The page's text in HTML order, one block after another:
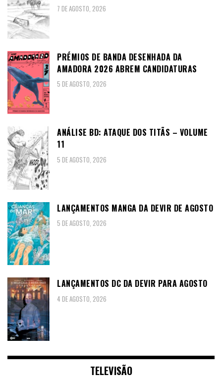
7 DE AGOSTO, 2026
PRÉMIOS DE BANDA DESENHADA DA
AMADORA 2026 ABREM CANDIDATURAS
5 DE AGOSTO, 2026
ANÁLISE BD: ATAQUE DOS TITÃS – VOLUME
11
5 DE AGOSTO, 2026
LANÇAMENTOS MANGA DA DEVIR DE AGOSTO
5 DE AGOSTO, 2026
LANÇAMENTOS DC DA DEVIR PARA AGOSTO
4 DE AGOSTO, 2026
TELEVISÃO